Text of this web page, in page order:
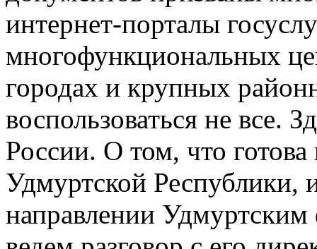
интернет-порталы
многофункциональных
городах и крупных
воспользоваться не все.
России. О том, что
Удмуртской Республики,
направлении